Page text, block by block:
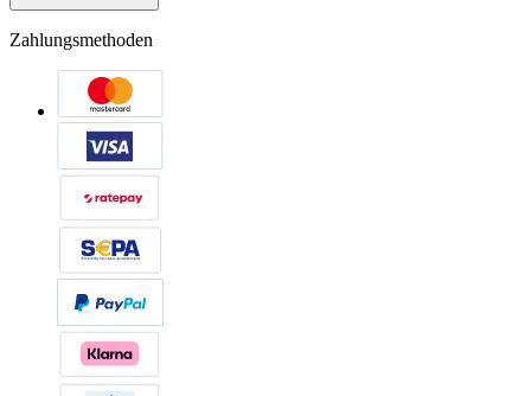
Zahlungsmethoden